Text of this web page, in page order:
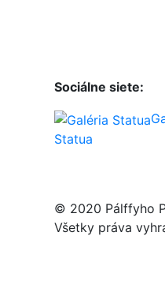
Sociálne siete:
Statua
© 2020 Pálffyho
Všetky práva